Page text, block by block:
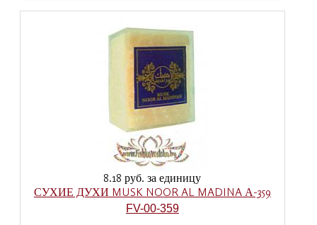
8.18 руб. за единицу
СУХИЕ ДУХИ MUSK NOOR AL MADINA А-359
FV-00-359